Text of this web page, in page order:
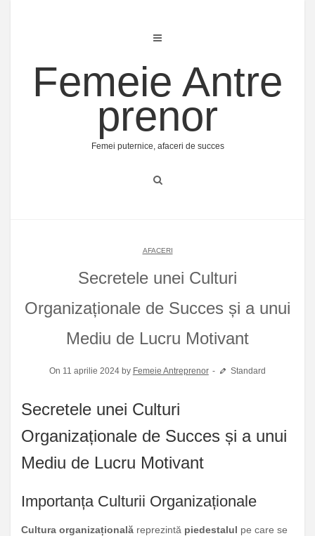
Femeie Antre
prenor
Femei puternice, afaceri de succes
AFACERI
Secretele unei Culturi
Organizaționale de Succes și a unui
Mediu de Lucru Motivant
On 11 aprilie 2024 by Femeie Antreprenor Standard
Secretele unei Culturi
Organizaționale de Succes și a unui
Mediu de Lucru Motivant
Importanța Culturii Organizaționale
Cultura organizațională reprezintă piedestalul pe care se